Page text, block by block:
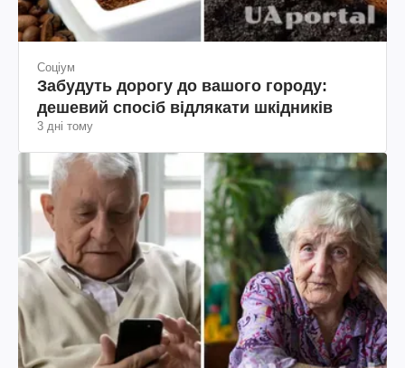
Соціум
Забудуть дорогу до вашого городу:
дешевий спосіб відлякати шкідників
3 дні тому